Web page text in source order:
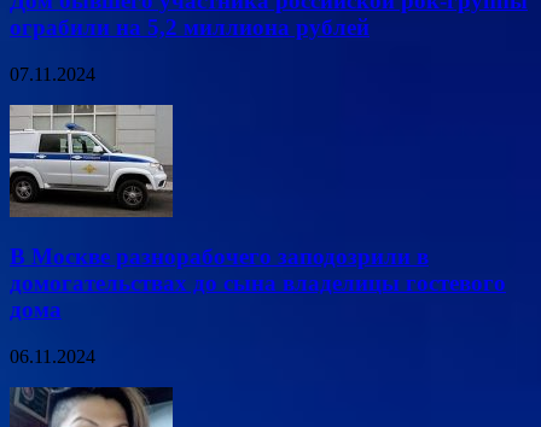
ограбили на 5,2 миллиона рублей
07.11.2024
В Москве разнорабочего заподозрили в
домогательствах до сына владелицы гостевого
дома
06.11.2024